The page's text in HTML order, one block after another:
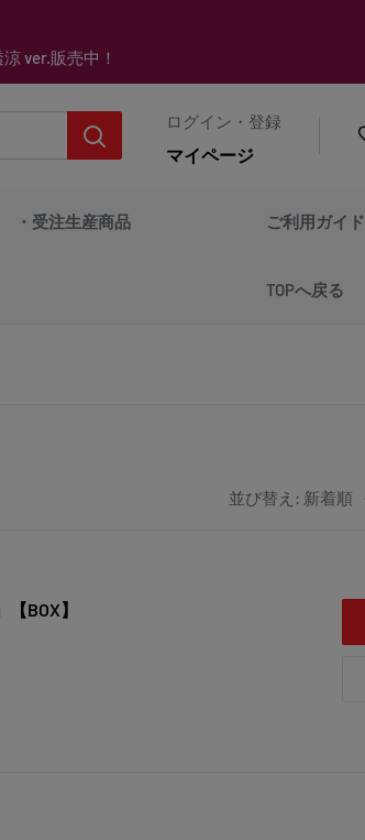
♪
ver.販売中！
！
ログイン・登録
マイページ
・受注生産商品 ご利用ガイド
TOPへ戻る
並び替え: 新着順
BOX】